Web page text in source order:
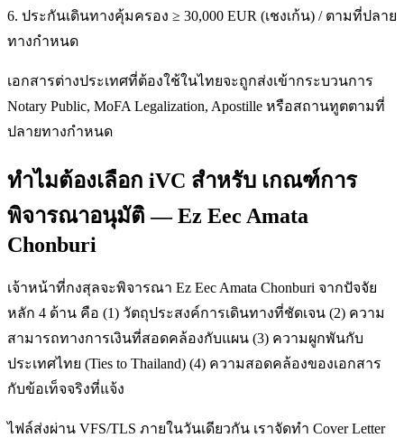
6. ประกันเดินทางคุ้มครอง ≥ 30,000 EUR (เชงเก้น) / ตามที่ปลาย
ทางกำหนด
เอกสารต่างประเทศที่ต้องใช้ในไทยจะถูกส่งเข้ากระบวนการ
Notary Public, MoFA Legalization, Apostille หรือสถานทูตตามที่
ปลายทางกำหนด
ทำไมต้องเลือก iVC สำหรับ เกณฑ์การ
พิจารณาอนุมัติ — Ez Eec Amata
Chonburi
เจ้าหน้าที่กงสุลจะพิจารณา Ez Eec Amata Chonburi จากปัจจัย
หลัก 4 ด้าน คือ (1) วัตถุประสงค์การเดินทางที่ชัดเจน (2) ความ
สามารถทางการเงินที่สอดคล้องกับแผน (3) ความผูกพันกับ
ประเทศไทย (Ties to Thailand) (4) ความสอดคล้องของเอกสาร
กับข้อเท็จจริงที่แจ้ง
ไฟล์ส่งผ่าน VFS/TLS ภายในวันเดียวกัน เราจัดทำ Cover Letter